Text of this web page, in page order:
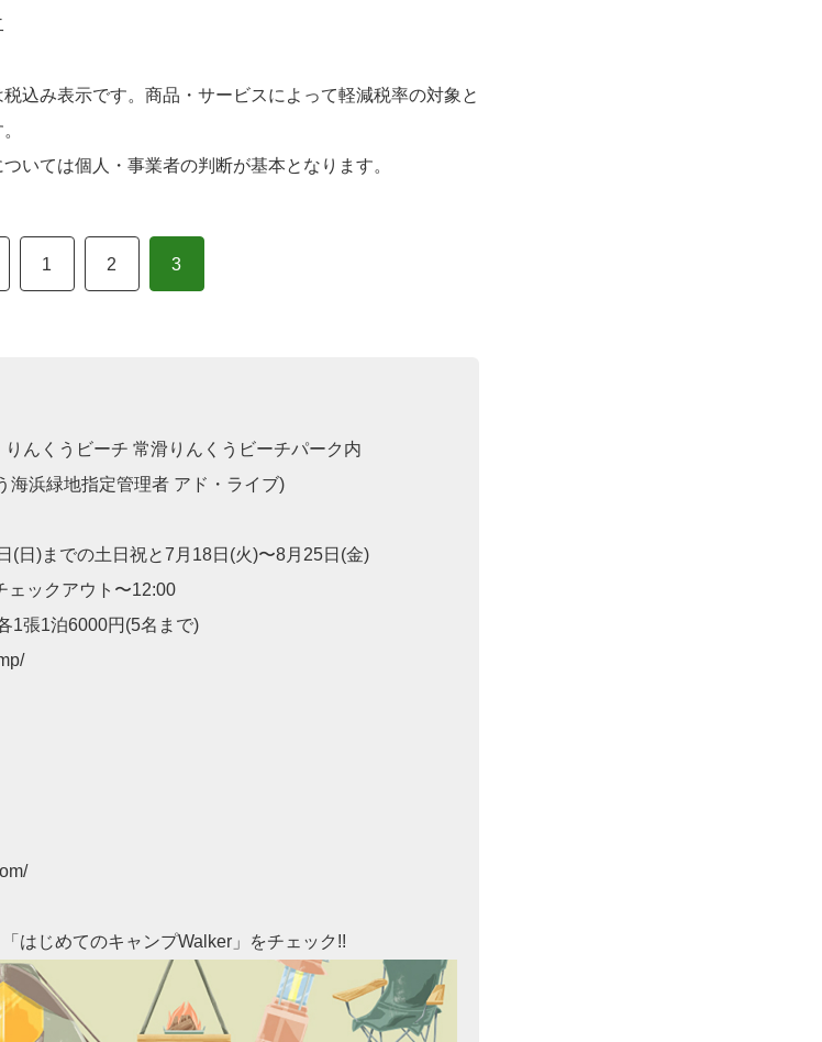
込み表示です。商品・サービスによって軽減税率の対象と
いては個人・事業者の判断が基本となります。
1 2 3
んくうビーチ 常滑りんくうビーチパーク内
海浜緑地指定管理者 アド・ライブ)
(日)までの土日祝と7月18日(火)〜8月25日(金)
ェックアウト〜12:00
1張1泊6000円(5名まで)
はじめてのキャンプWalker」をチェック!!